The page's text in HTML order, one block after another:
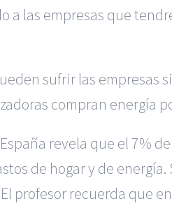
a las empresas que
sufrir las
compran energía
revela que el 7%
de hogar y de
profesor recuerda que